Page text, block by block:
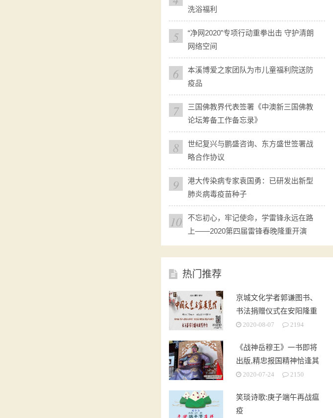
洗浴福利
5
“净网2020”专项行动重拳出击 守护清朗
网络空间
6
本溪博爱之家团队为市儿童福利院送防
疫品
7
三国佛教界代表签署《中澳新三国佛教
论坛筹备工作备忘录》
8
世纪复兴与鹏盛咨询、东方盛世签署战
略合作协议
9
港大传染病专家袁国勇：已研发出新型
肺炎病毒疫苗种子
10
不忘初心，牢记使命，学雷锋永远在路
上——2020第四届雷锋春晚隆重开演
热门推荐
京城文化学者郭谦图书、
书法捐赠仪式在安阳隆重
举行2020-08-07 2194
《战神岳穆王》一书即将
出版,精忠报国精神恰逢其
时2020-07-24 2150
笑琰诗歌:庚子端午再战瘟
疫